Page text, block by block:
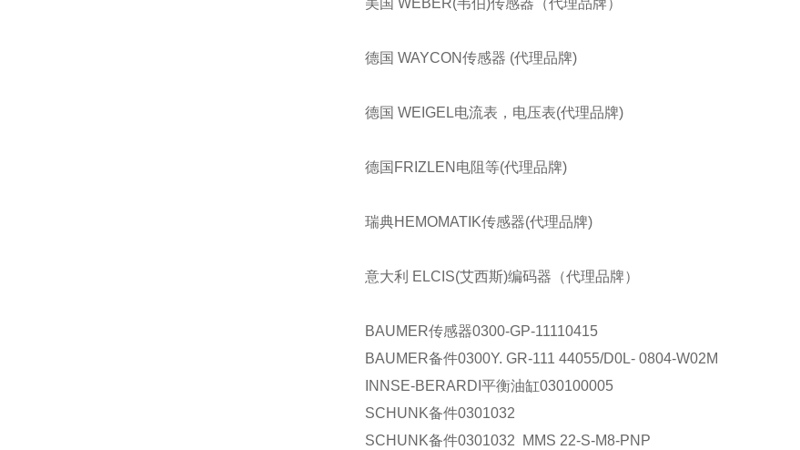
美国 WEBER(韦伯)传感器（代理品牌）
德国 WAYCON传感器 (代理品牌)
德国 WEIGEL电流表，电压表(代理品牌)
德国FRIZLEN电阻等(代理品牌)
瑞典HEMOMATIK传感器(代理品牌)
意大利 ELCIS(艾西斯)编码器（代理品牌）
BAUMER传感器0300-GP-11110415
BAUMER备件0300Y. GR-111 44055/D0L- 0804-W02M
INNSE-BERARDI 平衡油缸030100005
SCHUNK备件0301032
SCHUNK备件0301032 MMS 22-S-M8-PNP